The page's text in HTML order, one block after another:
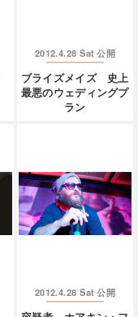
2012.4.28 Sat 公開
ブライズメイズ 史上
最悪のウェディングプ
ラン
2012.4.28 Sat 公開